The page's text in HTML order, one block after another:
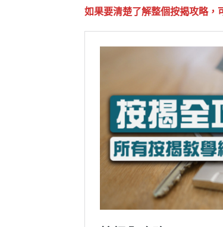
如果要清楚了解整個按揭攻略，